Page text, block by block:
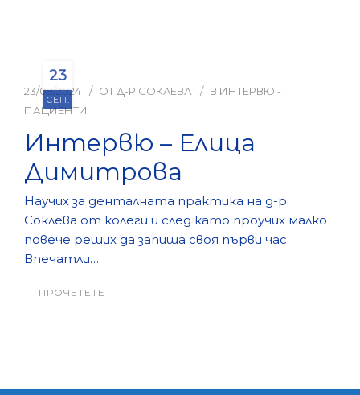
23
СЕП.
23/09/2024 ОТ Д-Р СОКЛЕВА В ИНТЕРВЮ -
ПАЦИЕНТИ
Интервю – Елица
Димитрова
Научих за денталната практика на д-р
Соклева от колеги и след като проучих малко
повече реших да запиша своя първи час.
Впечатли…
ПРОЧЕТЕТЕ